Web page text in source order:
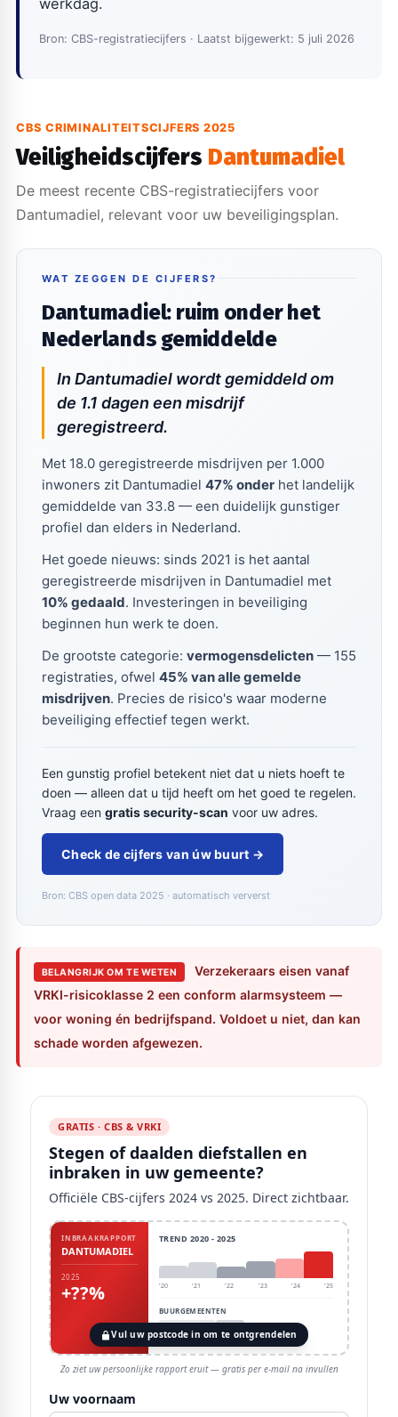
werkdag.
Bron: CBS-registratiecijfers · Laatst bijgewerkt: 5 juli 2026
CBS CRIMINALITEITSCIJFERS 2025
Veiligheidscijfers Dantumadiel
De meest recente CBS-registratiecijfers voor
Dantumadiel, relevant voor uw beveiligingsplan.
WAT ZEGGEN DE CIJFERS?
Dantumadiel: ruim onder het
Nederlands gemiddelde
In Dantumadiel wordt gemiddeld om
de 1.1 dagen een misdrijf
geregistreerd.
Met 18.0 geregistreerde misdrijven per 1.000
inwoners zit Dantumadiel 47% onderhet landelijk
gemiddelde van 33.8 — een duidelijk gunstiger
profiel dan elders in Nederland.
Het goede nieuws: sinds 2021 is het aantal
geregistreerde misdrijven in Dantumadiel met
10% gedaald. Investeringen in beveiliging
beginnen hun werk te doen.
De grootste categorie: vermogensdelicten— 155
registraties, ofwel 45% van alle gemelde
misdrijven. Precies de risico's waar moderne
beveiliging effectief tegen werkt.
Een gunstig profiel betekent niet dat u niets hoeft te
doen — alleen dat u tijd heeft om het goed te regelen.
Vraag een gratis security-scan voor uw adres.
Check de cijfers van úw buurt →
Bron: CBS open data 2025 · automatisch ververst
BELANGRIJK OM TE WETEN
Verzekeraars eisen vanaf
VRKI-risicoklasse 2 een conform alarmsysteem —
voor woning én bedrijfspand. Voldoet u niet, dan kan
schade worden afgewezen.